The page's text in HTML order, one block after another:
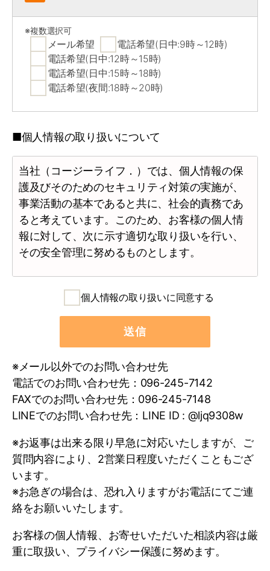
※複数選択可
メール希望
電話希望(日中:9時～12時)
電話希望(日中:12時～15時)
電話希望(日中:15時～18時)
電話希望(夜間:18時～20時)
■個人情報の取り扱いについて
当社（コージーライフ．）では、個人情報の保
護及びそのためのセキュリティ対策の実施が、
事業活動の基本であると共に、社会的責務であ
ると考えています。このため、お客様の個人情
報に対して、次に示す適切な取り扱いを行い、
その安全管理に努めるものとします。
1.個人情報の取得について
当社では、お客様への快適な暮らしの適切なご
提案と当社役職員の就業等を管理するために、
必要な範囲で本人から個人情報を直接、書面に
より取得させていただくことがあります。
また、それ以外の方法で個人情報を取得する場
合（受託等により間接的に取得する場合を含
囲内で取扱いさせていただきます。
なお、お客様より個人情報をご提供いただけな
い場合は、情報・サービス等を適切にご提供で
きない場合があることをあらかじめご了承下さ
い。
2.個人情報の利用目的
個人情報の取り扱いに同意する
※メール以外でのお問い合わせ先
電話でのお問い合わせ先：096-245-7142
FAXでのお問い合わせ先：096-245-7148
LINEでのお問い合わせ先：LINE ID : @ljq9308w
※お返事は出来る限り早急に対応いたしますが、ご
質問内容により、2営業日程度いただくこともござ
います。
※お急ぎの場合は、恐れ入りますがお電話にてご連
絡をお願いいたします。
お客様の個人情報、お寄せいただいた相談内容は厳
重に取扱い、プライバシー保護に努めます。